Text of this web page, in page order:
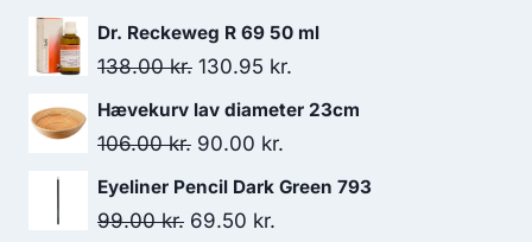
Dr. Reckeweg R 69 50 ml
138.00kr. Den
oprindelige
pris
138.00 kr..
130.95 kr.
aktuelle
Hævekurv lav diameter 23cm
106.00kr. Den
oprindelige
pris
90.00 kr.
aktuelle
Eyeliner Pencil Dark Green 793
99.00kr. Den
69.50 kr.